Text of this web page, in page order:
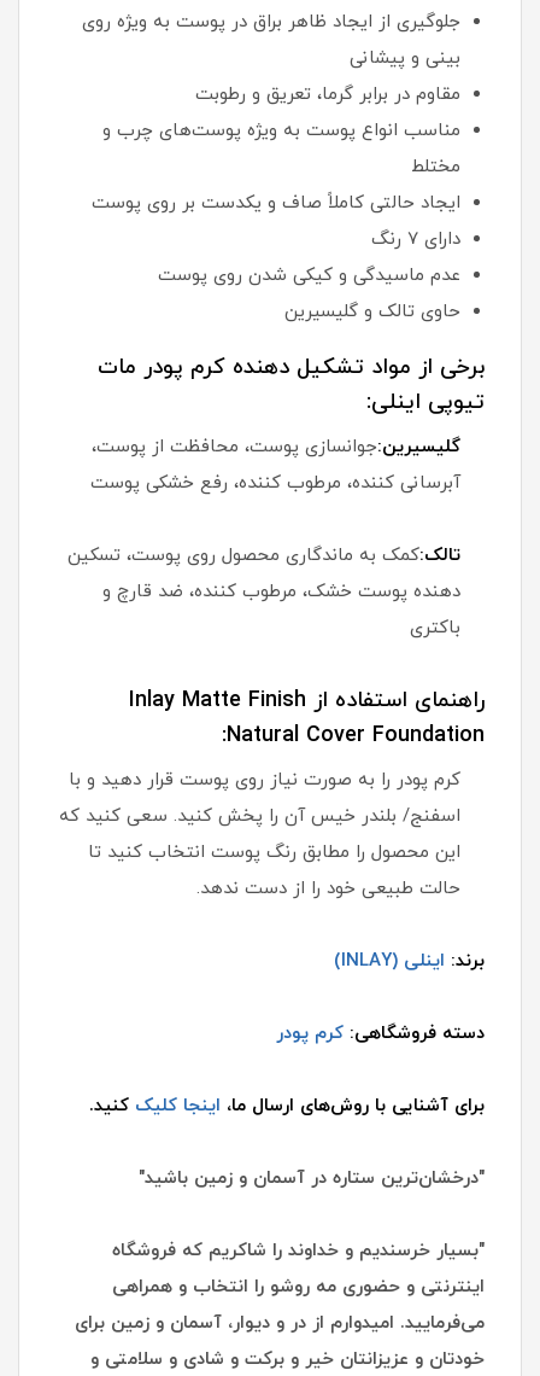
جلوگیری از ایجاد ظاهر براق در پوست به ویژه روی
بینی و پیشانی
مقاوم در برابر گرما، تعریق و رطوبت
مناسب انواع پوست به ویژه پوست‌های چرب و
مختلط
ایجاد حالتی کاملاً صاف و یکدست بر روی پوست
دارای 7 رنگ
عدم ماسیدگی و کیکی شدن روی پوست
حاوی تالک و گلیسیرین
برخی از مواد تشکیل دهنده کرم پودر مات
تیوپی اینلی:
گلیسیرین:جوانسازی پوست، محافظت از پوست،
آبرسانی کننده، مرطوب کننده، رفع خشکی پوست
تالک:کمک به ماندگاری محصول روی پوست، تسکین
دهنده پوست خشک، مرطوب کننده، ضد قارچ و
باکتری
راهنمای استفاده از Inlay Matte Finish
Natural Cover Foundation:
کرم پودر را به صورت نیاز روی پوست قرار دهید و با
اسفنج/ بلندر خیس آن را پخش کنید. سعی کنید که
این محصول را مطابق رنگ پوست انتخاب کنید تا
حالت طبیعی خود را از دست ندهد.
برند: اینلی (INLAY)
دسته فروشگاهی: کرم پودر
برای آشنایی با روش‌های ارسال ما، اینجا کلیک کنید.
"درخشان‌ترین ستاره در آسمان و زمین باشید"
"بسیار خرسندیم و خداوند را شاکریم که فروشگاه
اینترنتی و حضوری مه روشو را انتخاب و همراهی
می‌فرمایید. امیدوارم از در و دیوار، آسمان و زمین برای
خودتان و عزیزانتان خیر و برکت و شادی و سلامتی و